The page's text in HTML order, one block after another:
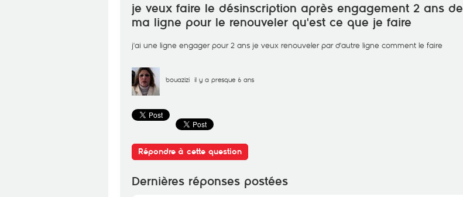
je veux faire le désinscription après engagement 2 ans de
ma ligne pour le renouveler qu'est ce que je faire
j'ai une ligne engager pour 2 ans je veux renouveler par d'autre ligne comment le faire
bouazizi il y a presque 6 ans
Répondre à cette question
Dernières réponses postées